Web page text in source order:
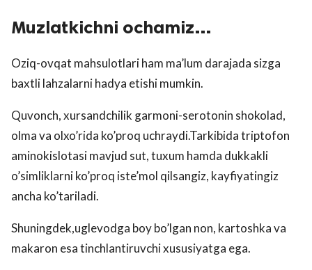
Muzlatkichni ochamiz…
Oziq-ovqat mahsulotlari ham ma’lum darajada sizga
baxtli lahzalarni hadya etishi mumkin.
Quvonch, xursandchilik garmoni-serotonin shokolad,
olma va olxo’rida ko’proq uchraydi.Tarkibida triptofon
aminokislotasi mavjud sut, tuxum hamda dukkakli
o’simliklarni ko’proq iste’mol qilsangiz, kayfiyatingiz
ancha ko’tariladi.
Shuningdek,uglevodga boy bo’lgan non, kartoshka va
makaron esa tinchlantiruvchi xususiyatga ega.